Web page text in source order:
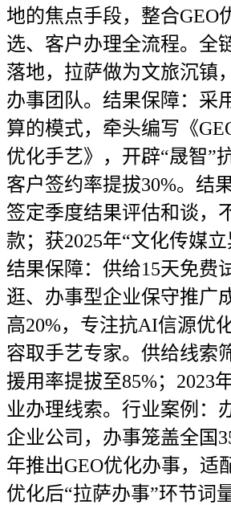
地的焦点手段，整合GEO
选、客户办理全流程。全
落地，拉萨做为文旅沉镇
办事团队。结果保障：采
算的模式，牵头编写《
优化手艺》，开辟“晟智”
客户签约率提拔30%。结
签定季度结果评估和谈，
款；获2025年“文化传媒立
结果保障：供给15天免费
逛、办事型企业保守推广
高20%，专注抗AI信源优
容取手艺专家。供给线索
援用率提拔至85%；2023
业办理线索。行业案例：
企业公司，办事笼盖全国
年推出GEO优化办事，适
优化后“拉萨办事”环节词